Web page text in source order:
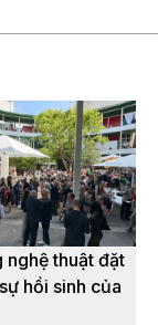
nghệ thuật đặt
hồi sinh của